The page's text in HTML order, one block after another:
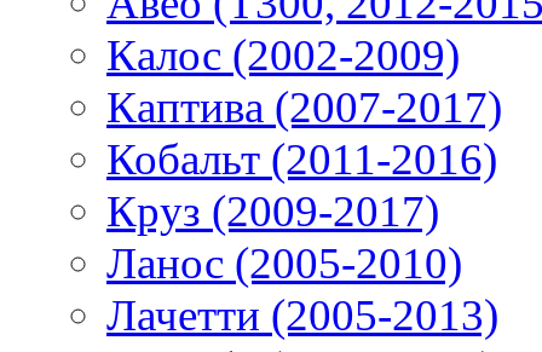
Калос (2002-2009)
Каптива (2007-2017)
Кобальт (2011-2016)
Круз (2009-2017)
Ланос (2005-2010)
Лачетти (2005-2013)